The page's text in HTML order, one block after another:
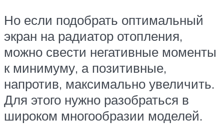
Но если подобрать оптимальный
экран на радиатор отопления,
можно свести негативные моменты
к минимуму, а позитивные,
напротив, максимально увеличить.
Для этого нужно разобраться в
широком многообразии моделей.